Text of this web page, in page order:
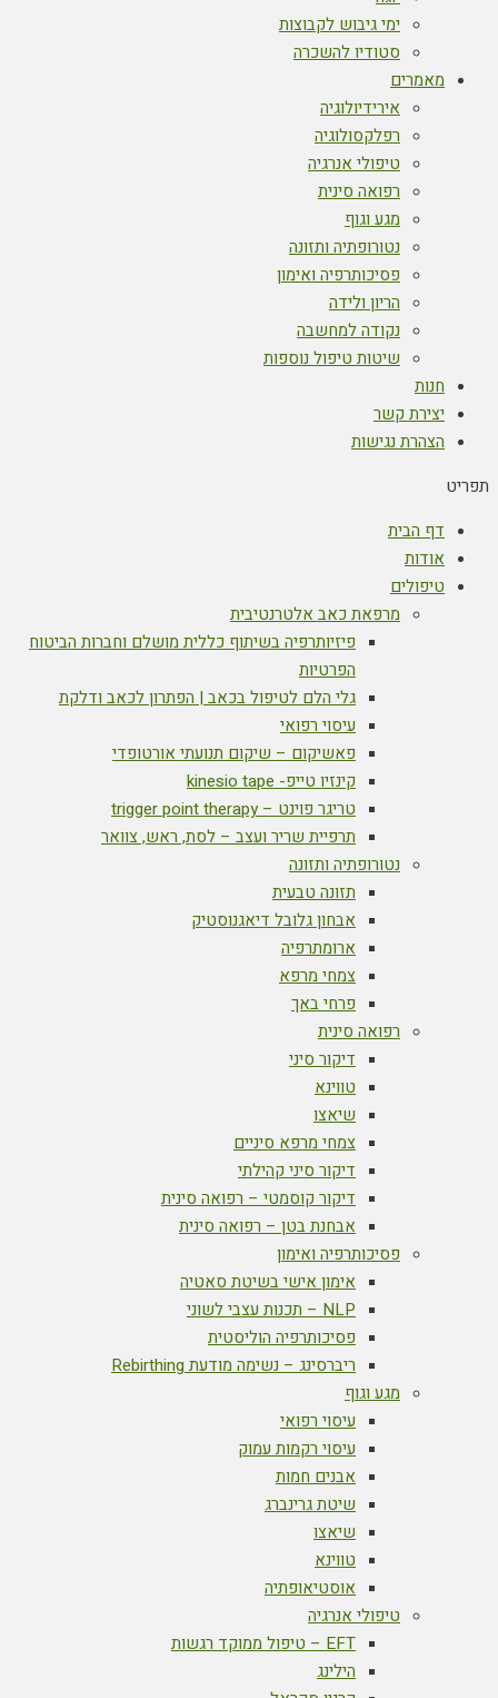
ימי גיבוש לקבוצות
סטודיו להשכרה
מאמרים
אירידיולוגיה
רפלקסולוגיה
טיפולי אנרגיה
רפואה סינית
מגע וגוף
נטורופתיה ותזונה
פסיכותרפיה ואימון
הריון ולידה
נקודה למחשבה
שיטות טיפול נוספות
חנות
יצירת קשר
הצהרת נגישות
תפריט
דף הבית
אודות
טיפולים
מרפאת כאב אלטרנטיבית
פיזיותרפיה בשיתוף כללית מושלם וחברות הביטוח
הפרטיות
גלי הלם לטיפול בכאב | הפתרון לכאב ודלקת
עיסוי רפואי
פאשיקום – שיקום תנועתי אורטופדי
קינזיו טייפ- kinesio tape
טריגר פוינט – trigger point therapy
תרפיית שריר ועצב – לסת, ראש, צוואר
נטורופתיה ותזונה
תזונה טבעית
אבחון גלובל דיאגנוסטיק
ארומתרפיה
צמחי מרפא
פרחי באך
רפואה סינית
דיקור סיני
טווינא
שיאצו
צמחי מרפא סיניים
דיקור סיני קהילתי
דיקור קוסמטי – רפואה סינית
אבחנת בטן – רפואה סינית
פסיכותרפיה ואימון
אימון אישי בשיטת סאטיה
NLP – תכנות עצבי לשוני
פסיכותרפיה הוליסטית
ריברסינג – נשימה מודעת Rebirthing
מגע וגוף
עיסוי רפואי
עיסוי רקמות עמוק
אבנים חמות
שיטת גרינברג
שיאצו
טווינא
אוסטיאופתיה
טיפולי אנרגיה
EFT – טיפול ממוקד רגשות
הילינג